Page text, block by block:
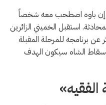
إن باوه اصطحب معه شخصاً
استقبل الخميني الزائرين
برنامجه للمرحلة المقبلة
إسقاط الشاه سيكون الهدف